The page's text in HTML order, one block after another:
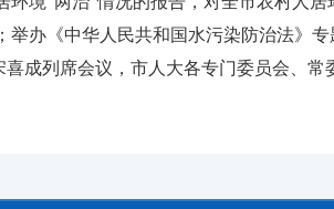
办《中华人民共和国水污染防治法》专
成列席会议，市人大各专门委员会、常